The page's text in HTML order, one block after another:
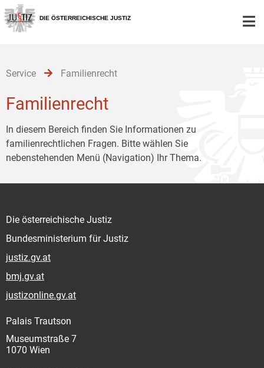
Zur
Hauptnavigation
[1]
Zum
Inhalt
[2]
Zum
Untermenü
[3]
DIE ÖSTERREICHISCHE JUSTIZ
Service Familienrecht
Familienrecht
In diesem Bereich finden Sie Informationen zu
familienrechtlichen Fragen. Bitte wählen Sie
nebenstehenden Menü (Navigation) Ihr Thema.
Die österreichische Justiz
Bundesministerium für Justiz
justiz.gv.at
bmj.gv.at
justizonline.gv.at
Palais Trautson
Museumstraße 7
1070 Wien